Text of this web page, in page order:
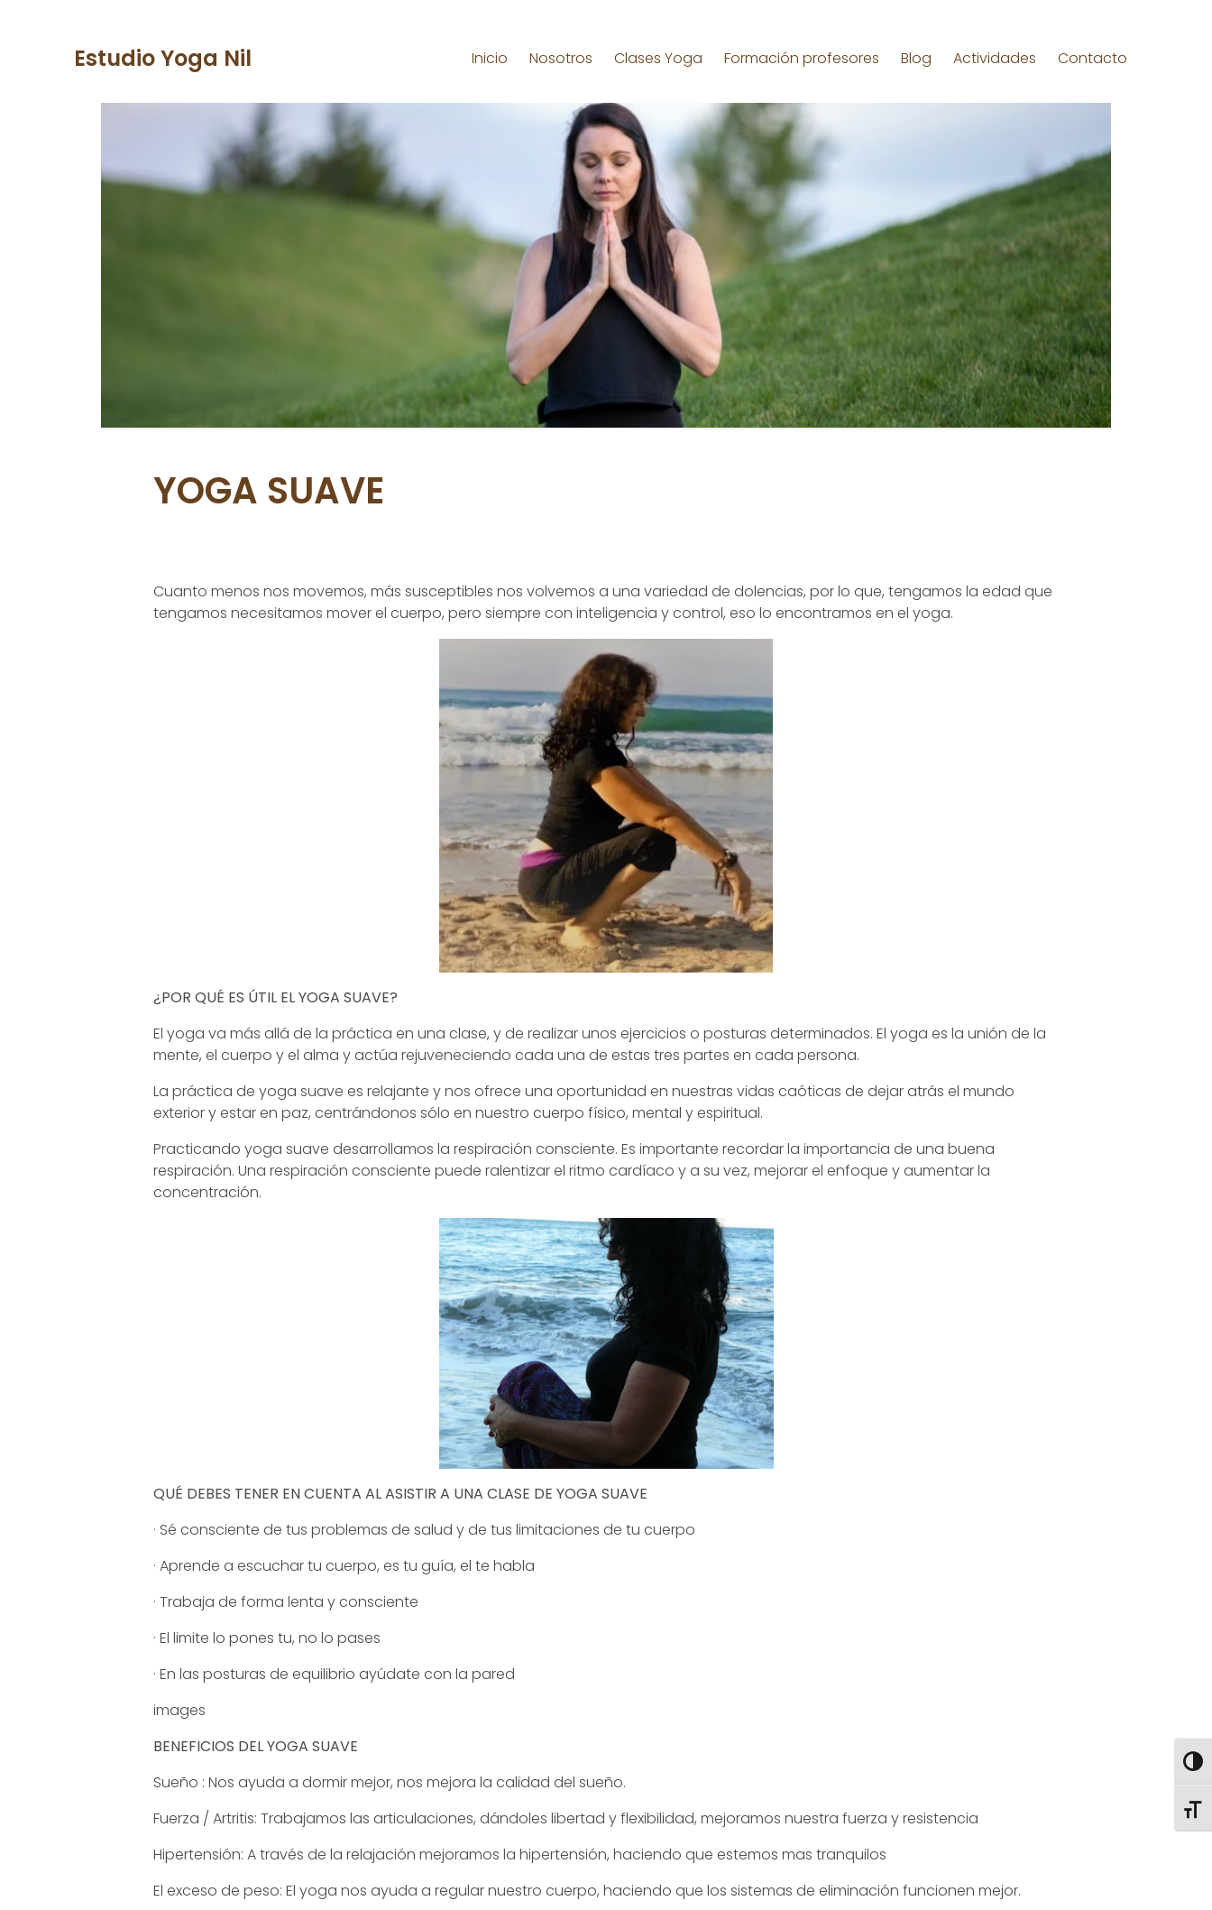
Estudio Yoga Nil Inicio Nosotros Clases Yoga Formación profesores Blog Actividades Contacto
YOGA SUAVE
Cuanto menos nos movemos, más susceptibles nos volvemos a una variedad de dolencias, por lo que, tengamos la edad que
tengamos necesitamos mover el cuerpo, pero siempre con inteligencia y control, eso lo encontramos en el yoga.
¿POR QUÉ ES ÚTIL EL YOGA SUAVE?
El yoga va más allá de la práctica en una clase, y de realizar unos ejercicios o posturas determinados. El yoga es la unión de la
mente, el cuerpo y el alma y actúa rejuveneciendo cada una de estas tres partes en cada persona.
La práctica de yoga suave es relajante y nos ofrece una oportunidad en nuestras vidas caóticas de dejar atrás el mundo
exterior y estar en paz, centrándonos sólo en nuestro cuerpo físico, mental y espiritual.
Practicando yoga suave desarrollamos la respiración consciente. Es importante recordar la importancia de una buena
respiración. Una respiración consciente puede ralentizar el ritmo cardíaco y a su vez, mejorar el enfoque y aumentar la
concentración.
QUÉ DEBES TENER EN CUENTA AL ASISTIR A UNA CLASE DE YOGA SUAVE
· Sé consciente de tus problemas de salud y de tus limitaciones de tu cuerpo
· Aprende a escuchar tu cuerpo, es tu guía, el te habla
· Trabaja de forma lenta y consciente
· El limite lo pones tu, no lo pases
· En las posturas de equilibrio ayúdate con la pared
images
BENEFICIOS DEL YOGA SUAVE
Sueño : Nos ayuda a dormir mejor, nos mejora la calidad del sueño.
Fuerza / Artritis: Trabajamos las articulaciones, dándoles libertad y flexibilidad, mejoramos nuestra fuerza y resistencia
Hipertensión: A través de la relajación mejoramos la hipertensión, haciendo que estemos mas tranquilos
El exceso de peso: El yoga nos ayuda a regular nuestro cuerpo, haciendo que los sistemas de eliminación funcionen mejor.